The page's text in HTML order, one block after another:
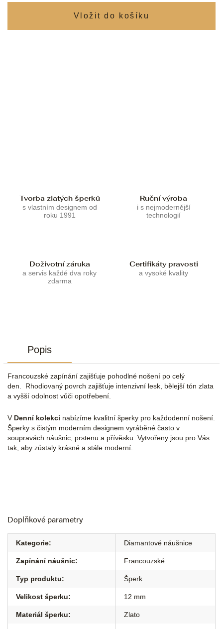
Tvorba zlatých šperků
s vlastním designem od
roku 1991
Ruční výroba
i s nejmodernější
technologií
Doživotní záruka
a servis každé dva roky
zdarma
Certifikáty pravosti
a vysoké kvality
Popis
Francouzské zapínání zajišťuje pohodlné nošení po celý
den. Rhodiovaný povrch zajišťuje intenzivní lesk, bělejší tón zlata
a vyšší odolnost vůči opotřebení.
V Denní kolekci nabízíme kvalitní šperky pro každodenní nošení.
Šperky s čistým moderním designem vyráběné často v
soupravách náušnic, prstenu a přívěsku. Vytvořeny jsou pro Vás
tak, aby zůstaly krásné a stále moderní.
Doplňkové parametry
Kategorie: Diamantové náušnice
Zapínání náušnic: Francouzské
Typ produktu: Šperk
Velikost šperku: 12 mm
Materiál šperku: Zlato